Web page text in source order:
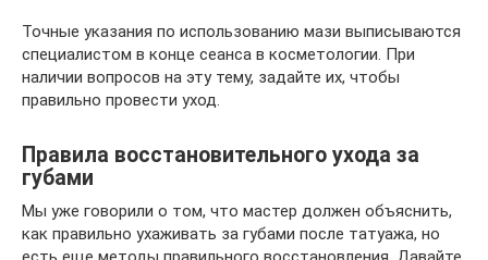
Точные указания по использованию мази выписываются
специалистом в конце сеанса в косметологии. При
наличии вопросов на эту тему, задайте их, чтобы
правильно провести уход.
Правила восстановительного ухода за
губами
Мы уже говорили о том, что мастер должен объяснить,
как правильно ухаживать за губами после татуажа, но